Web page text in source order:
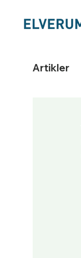
Artikler